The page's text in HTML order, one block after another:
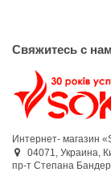
Свяжитесь с
Интернет- магазин
04071, Украина,
пр-т Степана